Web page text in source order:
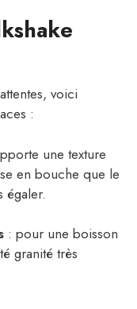
voici
:
une texture
en bouche que le
égaler.
: pour une boisson
granité très